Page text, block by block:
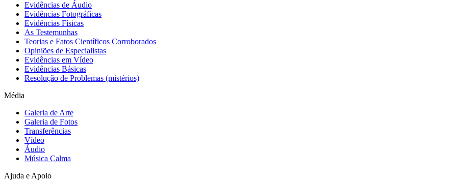
Evidências de Áudio
Evidências Fotográficas
Evidências Físicas
As Testemunhas
Teorias e Fatos Científicos Corroborados
Opiniões de Especialistas
Evidências em Vídeo
Evidências Básicas
Resolução de Problemas (mistérios)
Média
Galeria de Arte
Galeria de Fotos
Transferências
Vídeo
Áudio
Música Calma
Ajuda e Apoio